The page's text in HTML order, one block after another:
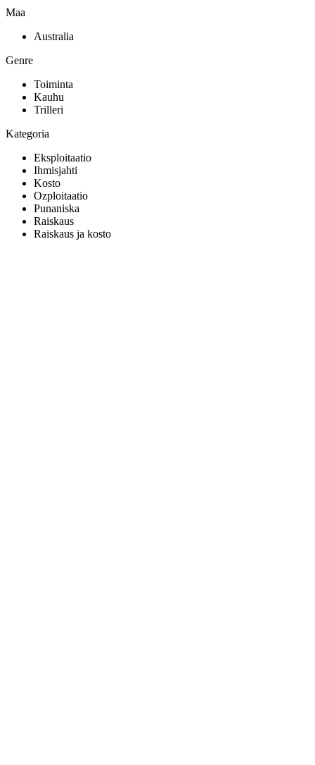
Maa
Australia
Genre
Toiminta
Kauhu
Trilleri
Kategoria
Eksploitaatio
Ihmisjahti
Kosto
Ozploitaatio
Punaniska
Raiskaus
Raiskaus ja kosto